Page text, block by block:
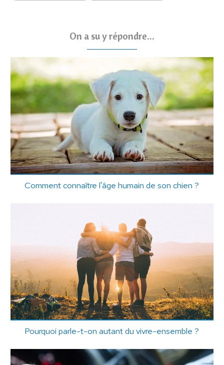
On a su y répondre...
Comment connaître l'âge humain de son chien ?
Pourquoi parle-t-on autant du vivre-ensemble ?